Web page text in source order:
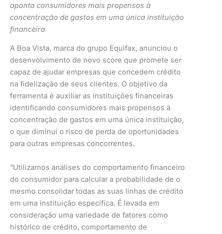
aponta consumidores mais propensos à
concentração de gastos em uma única instituição
financeira
A Boa Vista, marca do grupo Equifax, anunciou o
desenvolvimento de novo score que promete ser
capaz de ajudar empresas que concedem crédito
na fidelização de seus clientes. O objetivo da
ferramenta é auxiliar as instituições financeiras
identificando consumidores mais propensos à
concentração de gastos em uma única instituição,
o que diminui o risco de perda de oportunidades
para outras empresas concorrentes.
“Utilizamos análises do comportamento financeiro
do consumidor para calcular a probabilidade de o
mesmo consolidar todas as suas linhas de crédito
em uma instituição específica. É levada em
consideração uma variedade de fatores como
histórico de crédito, comportamento de